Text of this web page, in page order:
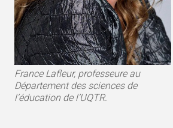
France Lafleur, professeure au
Département des sciences de
l’éducation de l’UQTR.